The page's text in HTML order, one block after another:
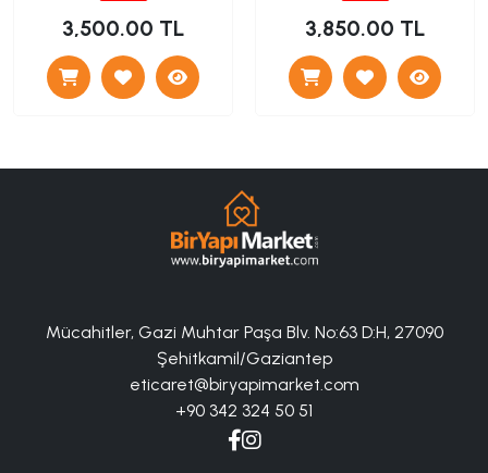
3,500.00 TL 3,850.00 TL
Mücahitler, Gazi Muhtar Paşa Blv. No:63 D:H, 27090
Şehitkamil/Gaziantep
eticaret@biryapimarket.com
+90 342 324 50 51